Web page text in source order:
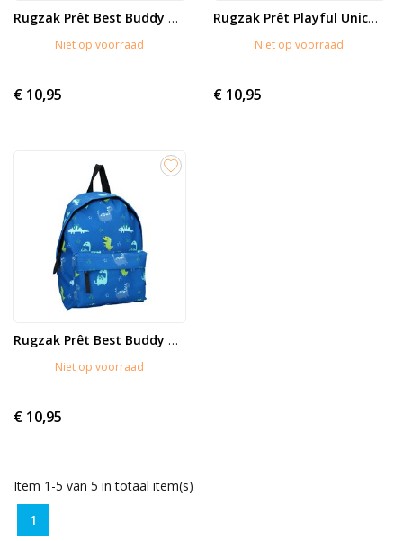
Rugzak Prêt Best Buddy Cheetah
Niet op voorraad
€ 10,95
Rugzak Prêt Playful Unicorn
Niet op voorraad
€ 10,95
Rugzak Prêt Best Buddy Dino
Niet op voorraad
€ 10,95
Item 1-5 van 5 in totaal item(s)
1